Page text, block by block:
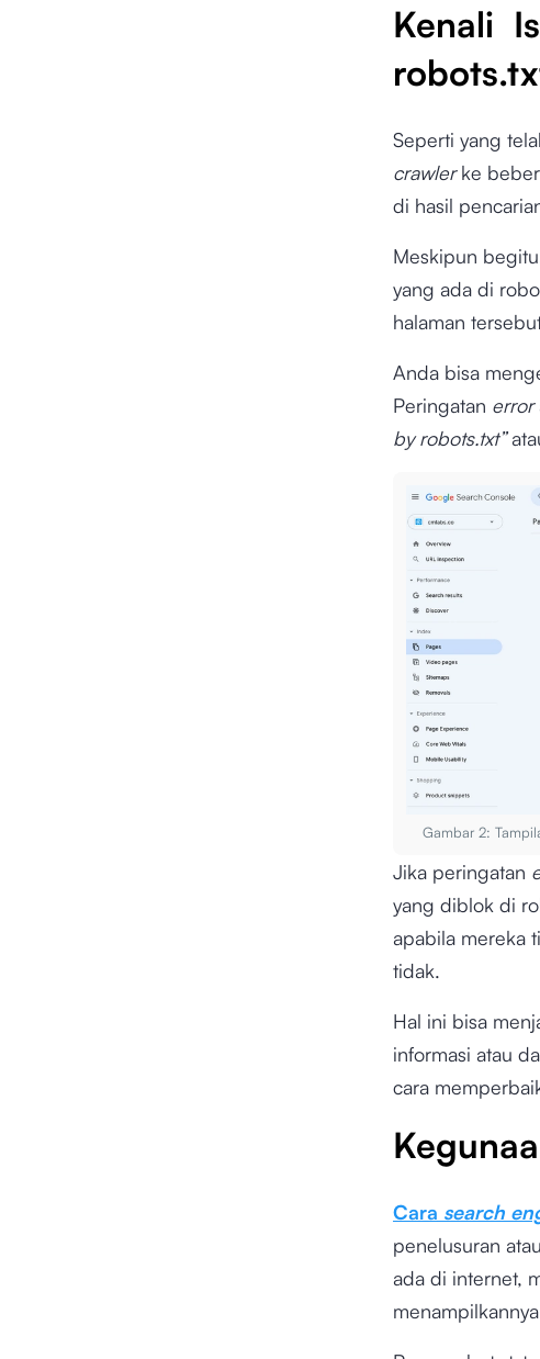
Kenali
Seperti yang
crawlerke
di hasil
Meskipun
yang ada di
halaman
Anda bisa
Peringatan error
by robots.txt”
Gambar 2:
Jika peringatan
yang diblok di
apabila mereka
tidak.
Hal ini bisa
informasi atau
cara
Cara search
penelusuran atau
ada di internet,